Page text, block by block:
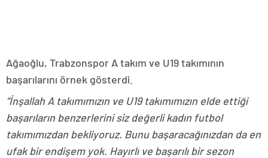
Ağaoğlu, Trabzonspor A takım ve U19 takımının
başarılarını örnek gösterdi.
“İnşallah A takımımızın ve U19 takımımızın elde ettiği
başarıların benzerlerini siz değerli kadın futbol
takımımızdan bekliyoruz. Bunu başaracağınızdan da en
ufak bir endişem yok. Hayırlı ve başarılı bir sezon